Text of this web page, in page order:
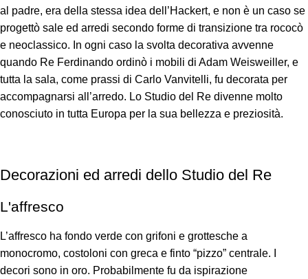
al padre, era della stessa idea dell’Hackert, e non è un caso se
progettò sale ed arredi secondo forme di transizione tra rococò
e neoclassico. In ogni caso la svolta decorativa avvenne
quando Re Ferdinando ordinò i mobili di Adam Weisweiller, e
tutta la sala, come prassi di Carlo Vanvitelli, fu decorata per
accompagnarsi all’arredo. Lo Studio del Re divenne molto
conosciuto in tutta Europa per la sua bellezza e preziosità.
Decorazioni ed arredi dello Studio del Re
L'affresco
L’affresco ha fondo verde con grifoni e grottesche a
monocromo, costoloni con greca e finto “pizzo” centrale. I
decori sono in oro. Probabilmente fu da ispirazione